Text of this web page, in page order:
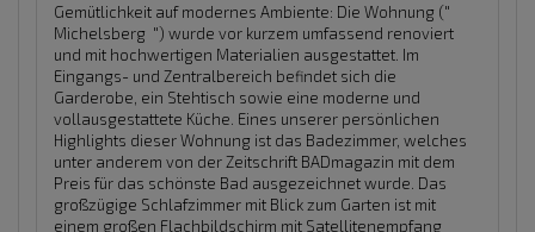
Gemütlichkeit auf modernes Ambiente: Die Wohnung ("
Michelsberg ") wurde vor kurzem umfassend renoviert
und mit hochwertigen Materialien ausgestattet. Im
Eingangs- und Zentralbereich befindet sich die
Garderobe, ein Stehtisch sowie eine moderne und
vollausgestattete Küche. Eines unserer persönlichen
Highlights dieser Wohnung ist das Badezimmer, welches
unter anderem von der Zeitschrift BADmagazin mit dem
Preis für das schönste Bad ausgezeichnet wurde. Das
großzügige Schlafzimmer mit Blick zum Garten ist mit
einem großen Flachbildschirm mit Satellitenempfang